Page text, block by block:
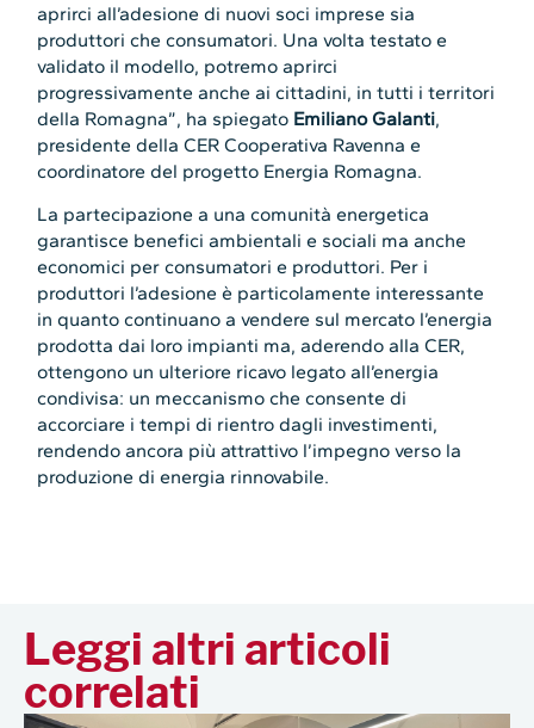
aprirci all’adesione di nuovi soci imprese sia
produttori che consumatori. Una volta testato e
validato il modello, potremo aprirci
progressivamente anche ai cittadini, in tutti i territori
della Romagna”, ha spiegato Emiliano Galanti,
presidente della CER Cooperativa Ravenna e
coordinatore del progetto Energia Romagna.
La partecipazione a una comunità energetica
garantisce benefici ambientali e sociali ma anche
economici per consumatori e produttori. Per i
produttori l’adesione è particolamente interessante
in quanto continuano a vendere sul mercato l’energia
prodotta dai loro impianti ma, aderendo alla CER,
ottengono un ulteriore ricavo legato all’energia
condivisa: un meccanismo che consente di
accorciare i tempi di rientro dagli investimenti,
rendendo ancora più attrattivo l’impegno verso la
produzione di energia rinnovabile.
Leggi altri articoli
correlati